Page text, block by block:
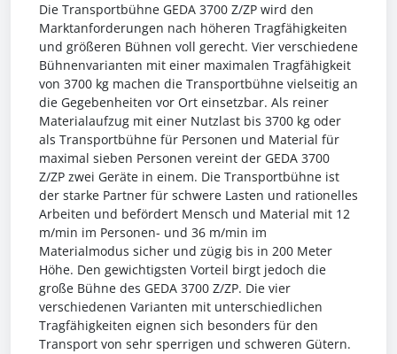
Die Transportbühne GEDA 3700 Z/ZP wird den
Marktanforderungen nach höheren Tragfähigkeiten
und größeren Bühnen voll gerecht. Vier verschiedene
Bühnenvarianten mit einer maximalen Tragfähigkeit
von 3700 kg machen die Transportbühne vielseitig an
die Gegebenheiten vor Ort einsetzbar. Als reiner
Materialaufzug mit einer Nutzlast bis 3700 kg oder
als Transportbühne für Personen und Material für
maximal sieben Personen vereint der GEDA 3700
Z/ZP zwei Geräte in einem. Die Transportbühne ist
der starke Partner für schwere Lasten und rationelles
Arbeiten und befördert Mensch und Material mit 12
m/min im Personen- und 36 m/min im
Materialmodus sicher und zügig bis in 200 Meter
Höhe. Den gewichtigsten Vorteil birgt jedoch die
große Bühne des GEDA 3700 Z/ZP. Die vier
verschiedenen Varianten mit unterschiedlichen
Tragfähigkeiten eignen sich besonders für den
Transport von sehr sperrigen und schweren Gütern.